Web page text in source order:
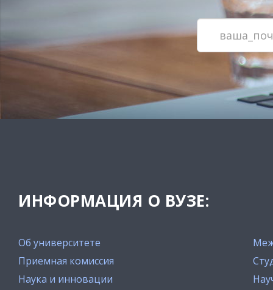
ИНФОРМАЦИЯ О ВУЗЕ:
Об университете
Приемная комиссия
Наука и инновации